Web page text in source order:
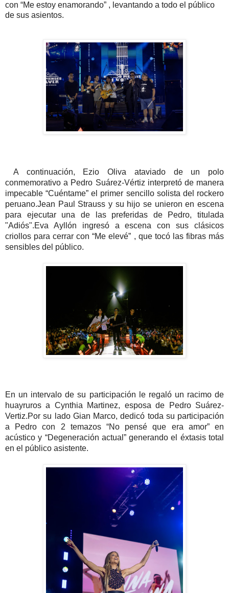
con “Me estoy enamorando” , levantando a todo el público
de sus asientos.
A continuación, Ezio Oliva ataviado de un polo
conmemorativo a Pedro Suárez-Vértiz interpretó de manera
impecable “Cuéntame” el primer sencillo solista del rockero
peruano.Jean Paul Strauss y su hijo se unieron en escena
para ejecutar una de las preferidas de Pedro, titulada
"Adiós".Eva Ayllón ingresó a escena con sus clásicos
criollos para cerrar con “Me elevé” , que tocó las fibras más
sensibles del público.
En un intervalo de su participación le regaló un racimo de
huayruros a Cynthia Martinez, esposa de Pedro Suárez-
Vertiz.Por su lado Gian Marco, dedicó toda su participación
a Pedro con 2 temazos “No pensé que era amor” en
acústico y “Degeneración actual” generando el éxtasis total
en el público asistente.